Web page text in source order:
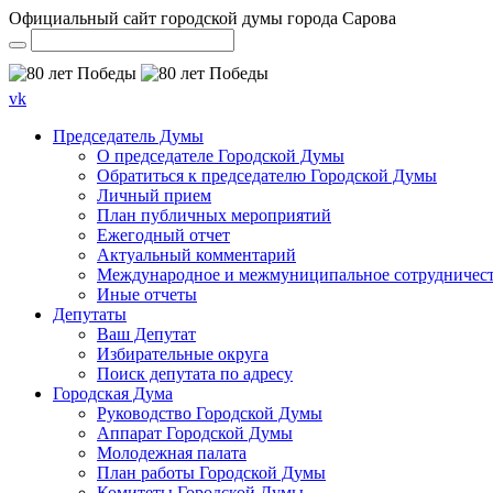
Официальный сайт городской думы города Сарова
vk
Председатель Думы
О председателе Городской Думы
Обратиться к председателю Городской Думы
Личный прием
План публичных мероприятий
Ежегодный отчет
Актуальный комментарий
Международное и межмуниципальное
Иные отчеты
Депутаты
Ваш Депутат
Избирательные округа
Поиск депутата по адресу
Городская Дума
Руководство Городской Думы
Аппарат Городской Думы
Молодежная палата
План работы Городской Думы